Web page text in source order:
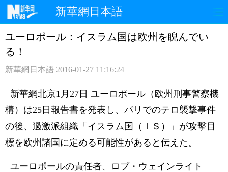
新華網日本語
ホームページ 政治 経済
観光 評論 写真
中日対訳
ユーロポール：イスラム国は欧州を睨んでい
る！
新華網日本語 2016-01-27 11:16:24
新華網北京1月27日 ユーロポール（欧州刑事警察機
構）は25日報告書を発表し、パリでのテロ襲撃事件
の後、過激派組織「イスラム国（ＩＳ）」が攻撃目
標を欧州諸国に定める可能性があると伝えた。
ユーロポールの責任者、ロブ・ウェインライト